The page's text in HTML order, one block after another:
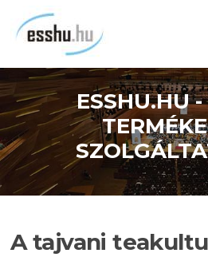
tartalomra
ESSHU.HU
A tajvani